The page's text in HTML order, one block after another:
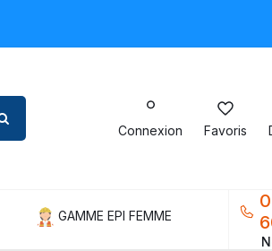
Connexion Favoris
GAMME EPI FEMME